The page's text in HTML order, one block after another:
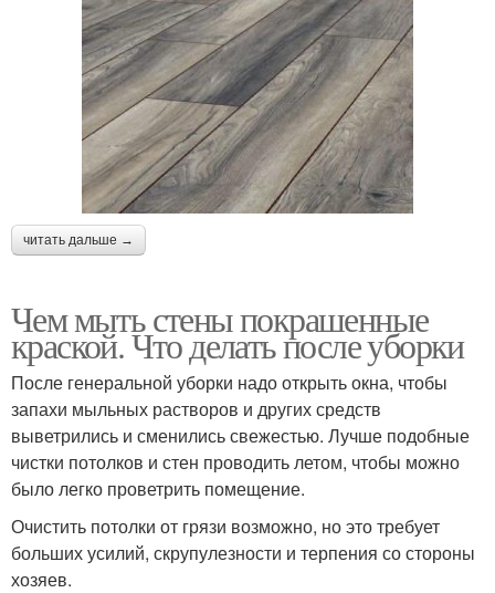
читать дальше →
Чем мыть стены покрашенные
краской. Что делать после уборки
После генеральной уборки надо открыть окна, чтобы
запахи мыльных растворов и других средств
выветрились и сменились свежестью. Лучше подобные
чистки потолков и стен проводить летом, чтобы можно
было легко проветрить помещение.
Очистить потолки от грязи возможно, но это требует
больших усилий, скрупулезности и терпения со стороны
хозяев.